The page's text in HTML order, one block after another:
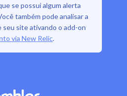
se possui algum alerta
também pode analisar a
seu site ativando o add-on
via New Relic.